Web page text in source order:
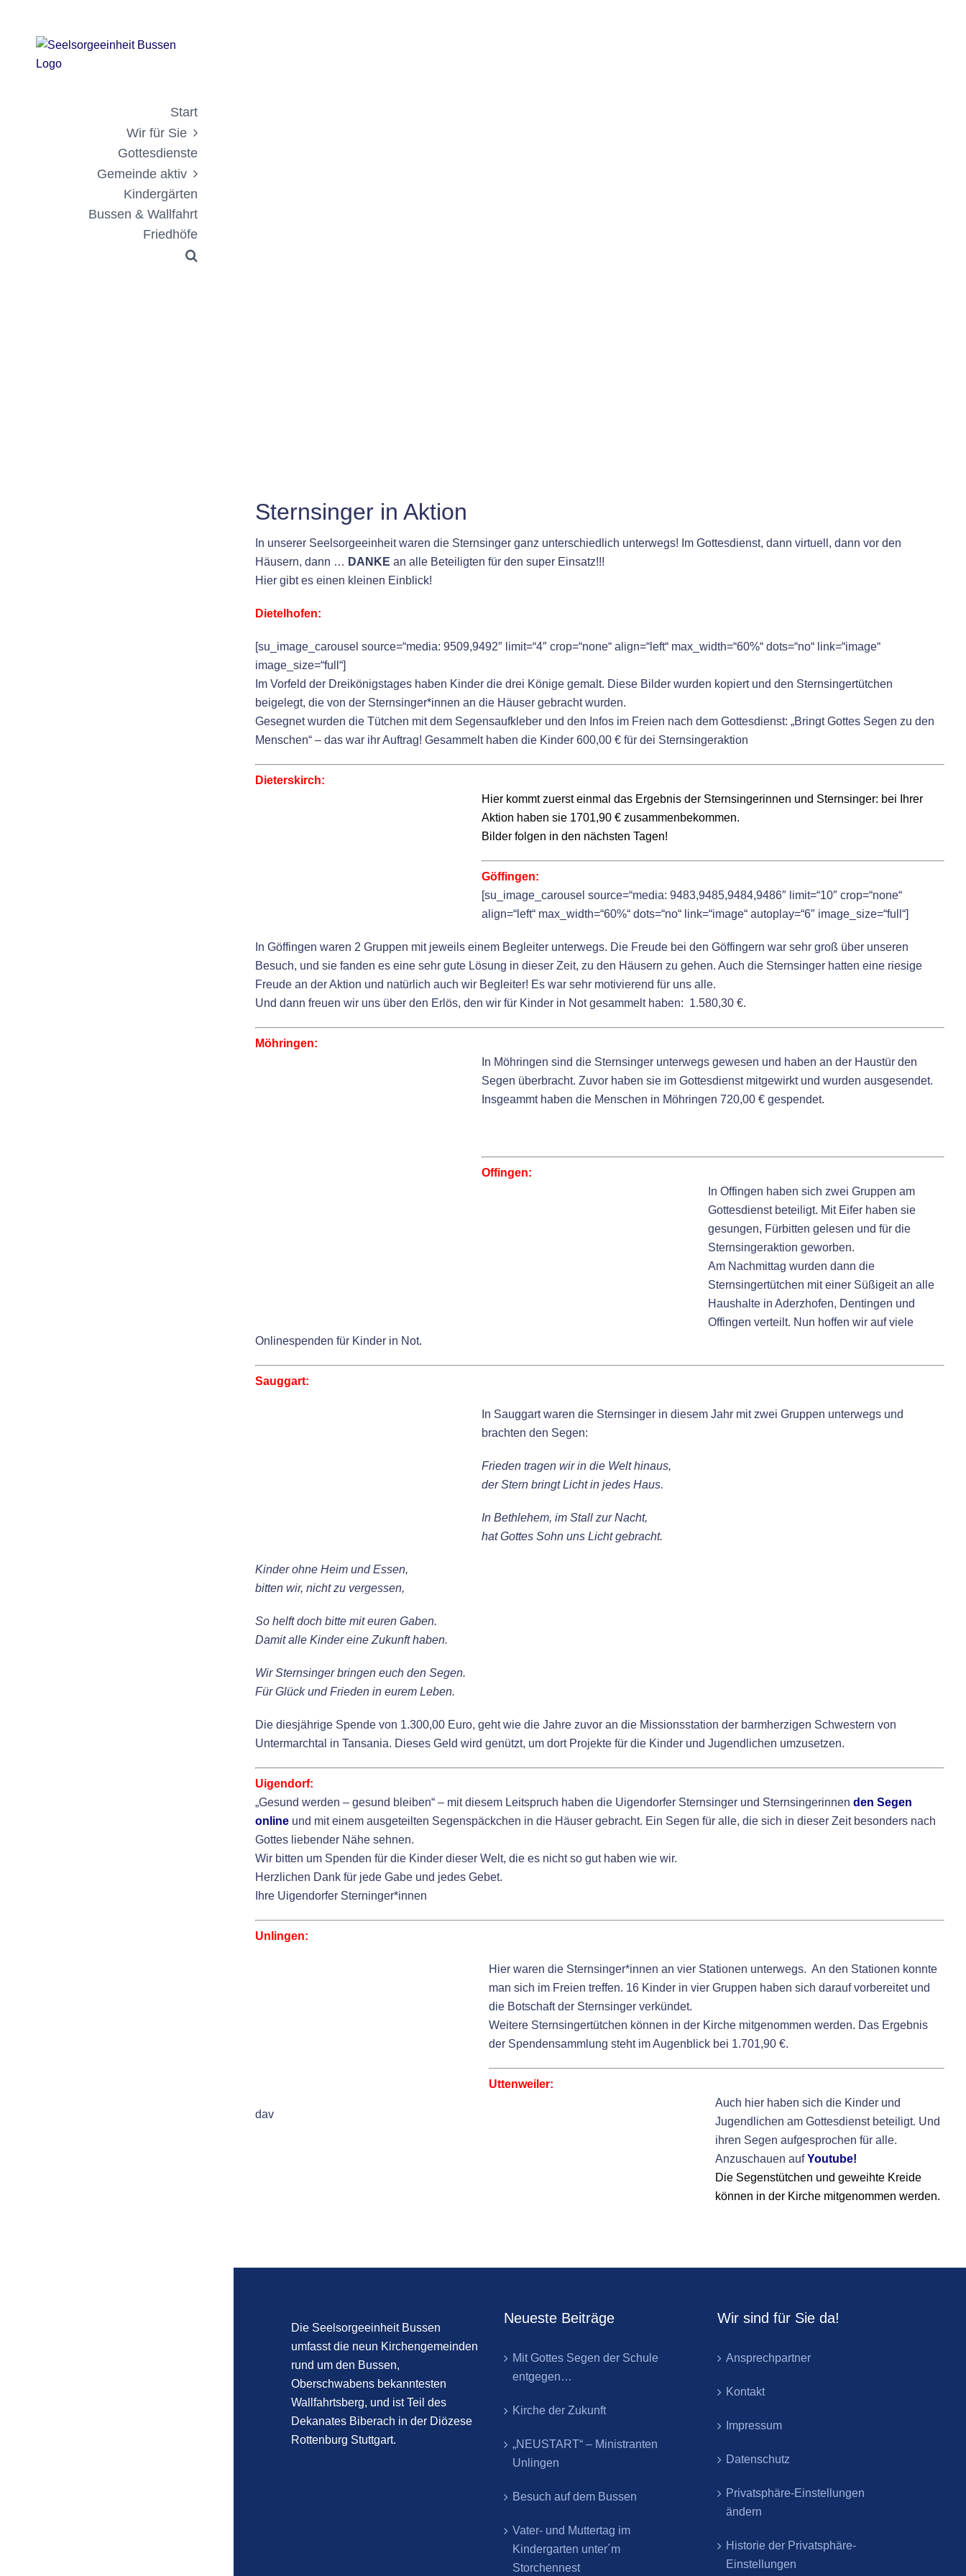
springen
Start
Wir für Sie
Gottesdienste
Gemeinde aktiv
Kindergärten
Bussen & Wallfahrt
Friedhöfe
Sternsinger in Aktion
In unserer Seelsorgeeinheit waren die Sternsinger ganz unterschiedlich unterwegs! Im Gottesdienst, dann virtuell, dann vor den
Häusern, dann … DANKE an alle Beteiligten für den super Einsatz!!!
Hier gibt es einen kleinen Einblick!
Dietelhofen:
[su_image_carousel source=“media: 9509,9492″ limit=“4″ crop=“none“ align=“left“ max_width=“60%“ dots=“no“ link=“image“
image_size=“full“]
Im Vorfeld der Dreikönigstages haben Kinder die drei Könige gemalt. Diese Bilder wurden kopiert und den Sternsingertütchen
beigelegt, die von der Sternsinger*innen an die Häuser gebracht wurden.
Gesegnet wurden die Tütchen mit dem Segensaufkleber und den Infos im Freien nach dem Gottesdienst: „Bringt Gottes Segen zu den
Menschen“ – das war ihr Auftrag! Gesammelt haben die Kinder 600,00 € für dei Sternsingeraktion
Dieterskirch:
Hier kommt zuerst einmal das Ergebnis der Sternsingerinnen und Sternsinger: bei Ihrer
Aktion haben sie 1701,90 € zusammenbekommen.
Bilder folgen in den nächsten Tagen!
Göffingen:
[su_image_carousel source=“media: 9483,9485,9484,9486″ limit=“10″ crop=“none“
align=“left“ max_width=“60%“ dots=“no“ link=“image“ autoplay=“6″ image_size=“full“]
In Göffingen waren 2 Gruppen mit jeweils einem Begleiter unterwegs. Die Freude bei den Göffingern war sehr groß über unseren
Besuch, und sie fanden es eine sehr gute Lösung in dieser Zeit, zu den Häusern zu gehen. Auch die Sternsinger hatten eine riesige
Freude an der Aktion und natürlich auch wir Begleiter! Es war sehr motivierend für uns alle.
Und dann freuen wir uns über den Erlös, den wir für Kinder in Not gesammelt haben: 1.580,30 €.
Möhringen:
In Möhringen sind die Sternsinger unterwegs gewesen und haben an der Haustür den
Segen überbracht. Zuvor haben sie im Gottesdienst mitgewirkt und wurden ausgesendet.
Insgeammt haben die Menschen in Möhringen 720,00 € gespendet.
Offingen:
In Offingen haben sich zwei Gruppen am
Gottesdienst beteiligt. Mit Eifer haben sie
gesungen, Fürbitten gelesen und für die
Sternsingeraktion geworben.
Am Nachmittag wurden dann die
Sternsingertütchen mit einer Süßigeit an alle
Haushalte in Aderzhofen, Dentingen und
Offingen verteilt. Nun hoffen wir auf viele
Onlinespenden für Kinder in Not.
Sauggart:
In Sauggart waren die Sternsinger in diesem Jahr mit zwei Gruppen unterwegs und
brachten den Segen:
Frieden tragen wir in die Welt hinaus,
der Stern bringt Licht in jedes Haus.
In Bethlehem, im Stall zur Nacht,
hat Gottes Sohn uns Licht gebracht.
Kinder ohne Heim und Essen,
bitten wir, nicht zu vergessen,
So helft doch bitte mit euren Gaben.
Damit alle Kinder eine Zukunft haben.
Wir Sternsinger bringen euch den Segen.
Für Glück und Frieden in eurem Leben.
Die diesjährige Spende von 1.300,00 Euro, geht wie die Jahre zuvor an die Missionsstation der barmherzigen Schwestern von
Untermarchtal in Tansania. Dieses Geld wird genützt, um dort Projekte für die Kinder und Jugendlichen umzusetzen.
Uigendorf:
„Gesund werden – gesund bleiben“ – mit diesem Leitspruch haben die Uigendorfer Sternsinger und Sternsingerinnen den Segen
online und mit einem ausgeteilten Segenspäckchen in die Häuser gebracht. Ein Segen für alle, die sich in dieser Zeit besonders nach
Gottes liebender Nähe sehnen.
Wir bitten um Spenden für die Kinder dieser Welt, die es nicht so gut haben wie wir.
Herzlichen Dank für jede Gabe und jedes Gebet.
Ihre Uigendorfer Sterninger*innen
Unlingen:
dav
Hier waren die Sternsinger*innen an vier Stationen unterwegs. An den Stationen konnte
man sich im Freien treffen. 16 Kinder in vier Gruppen haben sich darauf vorbereitet und
die Botschaft der Sternsinger verkündet.
Weitere Sternsingertütchen können in der Kirche mitgenommen werden. Das Ergebnis
der Spendensammlung steht im Augenblick bei 1.701,90 €.
Uttenweiler:
Auch hier haben sich die Kinder und
Jugendlichen am Gottesdienst beteiligt. Und
ihren Segen aufgesprochen für alle.
Anzuschauen aufYoutube!
Die Segenstütchen und geweihte Kreide
können in der Kirche mitgenommen werden.
Die Seelsorgeeinheit Bussen
umfasst die neun Kirchengemeinden
rund um den Bussen,
Oberschwabens bekanntesten
Wallfahrtsberg, und ist Teil des
Dekanates Biberach in der Diözese
Rottenburg Stuttgart.
Neueste Beiträge
Mit Gottes Segen der Schule
entgegen…
Kirche der Zukunft
„NEUSTART“ – Ministranten
Unlingen
Besuch auf dem Bussen
Vater- und Muttertag im
Kindergarten unter´m
Storchennest
Wir sind für Sie da!
Ansprechpartner
Kontakt
Impressum
Datenschutz
Privatsphäre-Einstellungen
ändern
Historie der Privatsphäre-
Einstellungen